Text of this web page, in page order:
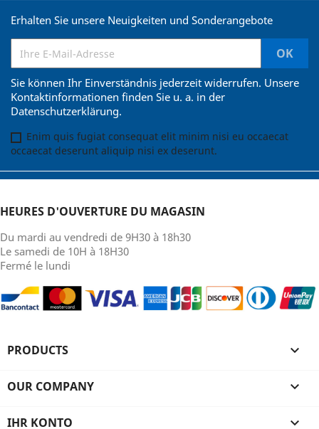
Erhalten Sie unsere Neuigkeiten und Sonderangebote
Sie können Ihr Einverständnis jederzeit widerrufen. Unsere
Kontaktinformationen finden Sie u. a. in der
Datenschutzerklärung.
Enim quis fugiat consequat elit minim nisi eu occaecat
occaecat deserunt aliquip nisi ex deserunt.
HEURES D'OUVERTURE DU MAGASIN
Du mardi au vendredi de 9H30 à 18h30
Le samedi de 10H à 18H30
Fermé le lundi
PRODUCTS 
OUR COMPANY 
IHR KONTO 